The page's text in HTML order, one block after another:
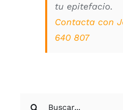
tu epitefacio.
Contacta con
640 807